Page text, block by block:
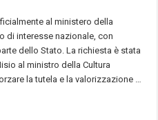
al ministero della
di interesse nazionale, con
dello Stato. La richiesta è stata
al ministro della Cultura
la tutela e la valorizzazione …